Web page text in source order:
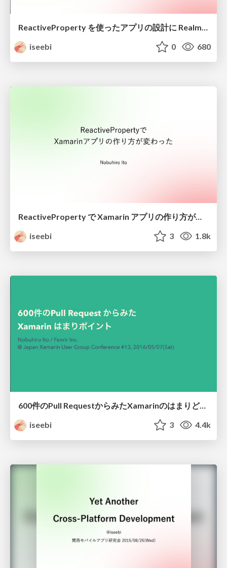
ReactiveProperty を使ったアプリの設計に Realm Xamarin を組み合わせる
iseebi
0 680
ReactiveProperty で Xamarin アプリの作り方が変わった
iseebi
3 1.8k
600件のPull RequestからみたXamarinのはまりどころ
iseebi
3 4.4k